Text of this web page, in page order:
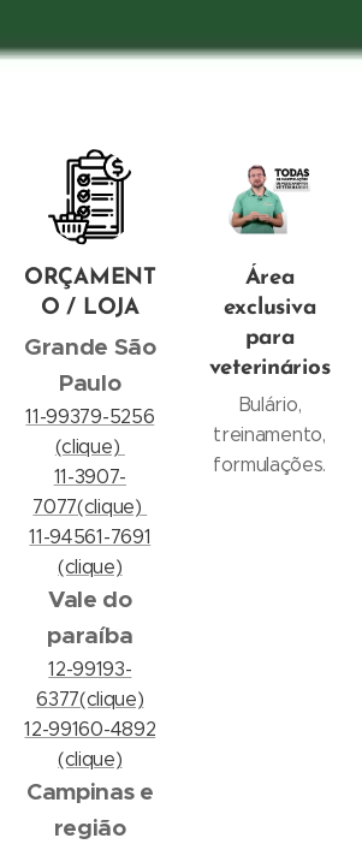
ORÇAMENT
O / LOJA
Grande São
Paulo
11-99379-5256
(clique)
11-3907-
7077(clique)
11-94561-7691
(clique)
Vale do
paraíba
12-99193-
6377(clique)
12-99160-4892
(clique)
Campinas e
região
Área
exclusiva
para
veterinários
Bulário,
treinamento,
formulações.